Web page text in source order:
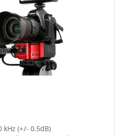
kHz (+/- 0.5dB)